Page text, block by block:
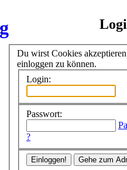
Du wirst Cookies
einloggen zu können.
Login:
Passwort:
?